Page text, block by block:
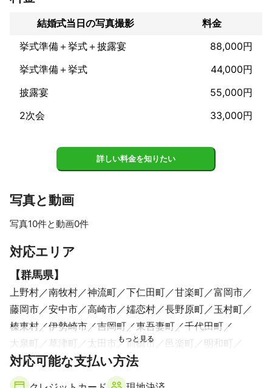
また、ロケーション撮影ではお客様のご希望の場所に赴き、スタ
好評を頂いております。
撮影した写真をチェックし、良いもの全てデータでお渡し致しま
枚数を気にしなくても良いという事も皆様に喜んで頂いておりま
事前にお打合せをさせて頂き、{{name}}様が当日楽しんで撮影に
臨んでいただけるよう全力でサポートいたしますのでご安心して
・内閣府宇宙開発戦略推進事務局　S-NETサイト　下呂市記事撮
・大手飲料メーカー 《伊藤園》様　POP用写真等撮影。
岸》様　レストランメニュー撮影
・全国展開の卒業アルバム制作会社様との業務提携にて、各種学
校行事撮影。
・第23回〜26回　『サロンブラン　日仏現代国際美術展』入選。
・Uber eats　様関連の飲食店様のメニュー撮影　多数
・静岡県　金谷コミュニティ委員会ニュース令和元年10月号　掲
載。
結婚式当日の写真撮影
料金
挙式準備＋挙式＋披露宴
88,000円
挙式準備＋挙式
44,000円
披露宴
55,000円
2次会
33,000円
詳しい料金を知りたい
写真と動画
写真10件と動画0件
対応エリア
【群馬県】
上野村 南牧村 神流町 下仁田町 甘楽町
富岡市
藤岡市
安中市 高崎市 嬬恋村 長野原町
玉村町
榛東村
伊勢崎市 吉岡町 東吾妻町
千代田町
大泉町
草津町 太田市 前橋市 邑楽町
明和町
渋川市
館林市 中之条町 板倉町
昭和村
沼田市
対応可能な支払い方法